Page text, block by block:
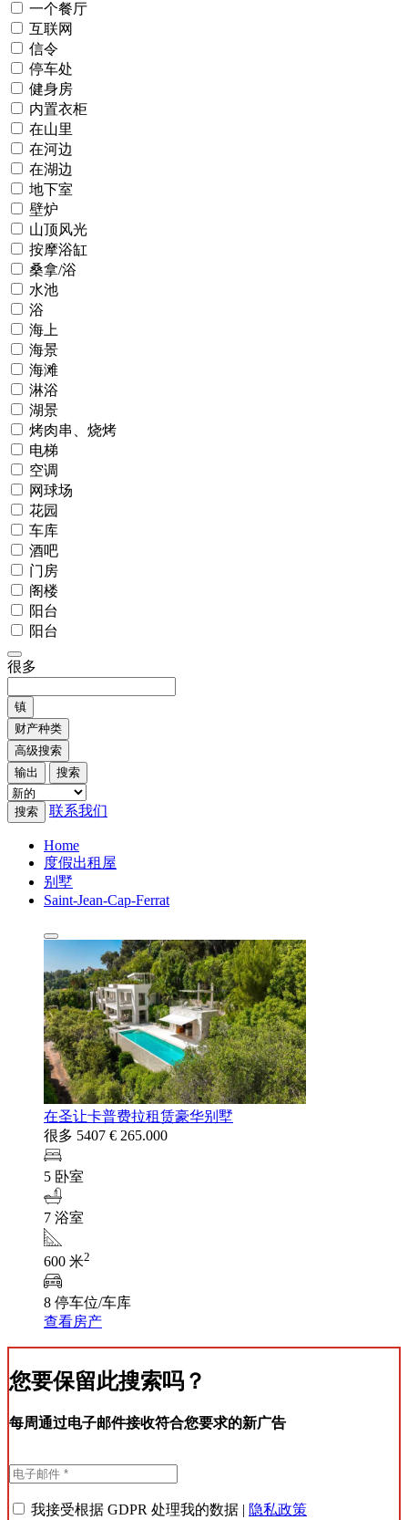
一个餐厅
互联网
信令
停车处
健身房
内置衣柜
在山里
在河边
在湖边
地下室
壁炉
山顶风光
按摩浴缸
桑拿/浴
水池
浴
海上
海景
海滩
淋浴
湖景
烤肉串、烧烤
电梯
空调
网球场
花园
车库
酒吧
门房
阁楼
阳台
阳台
很多
镇
财产种类
高级搜索
输出
搜索
搜索 联系我们
Home
度假出租屋
别墅
Saint-Jean-Cap-Ferrat
在圣让卡普费拉租赁豪华别墅
很多 5407 € 265.000
5 卧室
7 浴室
600 米2
8 停车位/车库
查看房产
您要保留此搜索吗？
每周通过电子邮件接收符合您要求的新广告
我接受根据 GDPR 处理我的数据 | 隐私政策